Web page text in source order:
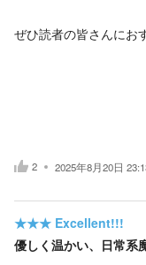
ぜひ読者の皆さんにお
2 2025年8月20日
★★★ Excellent!!!
優しく温かい、日常系